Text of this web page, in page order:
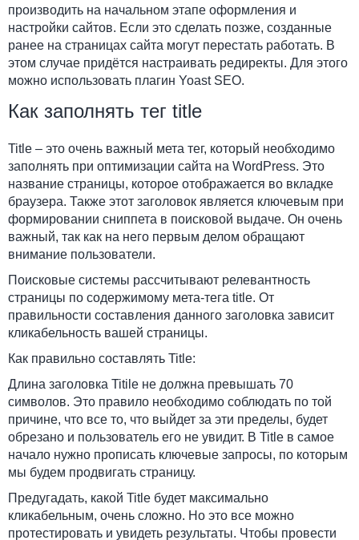
производить на начальном этапе оформления и
настройки сайтов. Если это сделать позже, созданные
ранее на страницах сайта могут перестать работать. В
этом случае придётся настраивать редиректы. Для этого
можно использовать плагин Yoast SEO.
Как заполнять тег title
Title – это очень важный мета тег, который необходимо
заполнять при оптимизации сайта на WordPress. Это
название страницы, которое отображается во вкладке
браузера. Также этот заголовок является ключевым при
формировании сниппета в поисковой выдаче. Он очень
важный, так как на него первым делом обращают
внимание пользователи.
Поисковые системы рассчитывают релевантность
страницы по содержимому мета-тега title. От
правильности составления данного заголовка зависит
кликабельность вашей страницы.
Как правильно составлять Title:
Длина заголовка Titile не должна превышать 70
символов. Это правило необходимо соблюдать по той
причине, что все то, что выйдет за эти пределы, будет
обрезано и пользователь его не увидит. В Title в самое
начало нужно прописать ключевые запросы, по которым
мы будем продвигать страницу.
Предугадать, какой Title будет максимально
кликабельным, очень сложно. Но это все можно
протестировать и увидеть результаты. Чтобы провести